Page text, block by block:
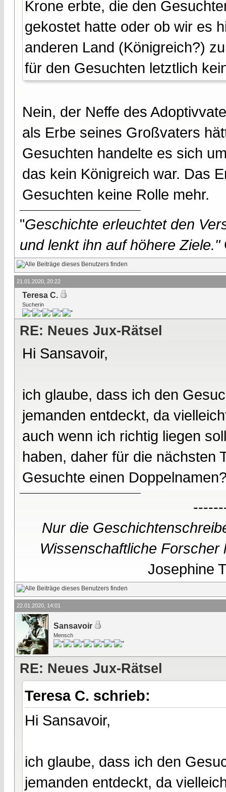
Krone erbte, die den
gekostet hatte oder ob wir es
anderen Land (Königreich?)
für den Gesuchten letztlich
Nein, der Neffe des
als Erbe seines Großvaters
Gesuchten handelte es sich
das kein Königreich war. Das
Gesuchten keine Rolle mehr.
"Geschichte erleuchtet den
und lenkt ihn auf höhere Ziele."
21.01.2020, 20:22
Teresa C.
Sucherin
RE: Neues Jux-Rätsel
Hi Sansavoir,
ich glaube, dass ich den
jemanden entdeckt, da
auch wenn ich richtig liegen
haben, daher für die nächsten
Gesuchte einen
Nur die
Wissenschaftliche
Josephine
22.01.2020, 14:01
Sansavoir
Mensch
RE: Neues Jux-Rätsel
Teresa C. schrieb:
Hi Sansavoir,
ich glaube, dass ich den
jemanden entdeckt, da